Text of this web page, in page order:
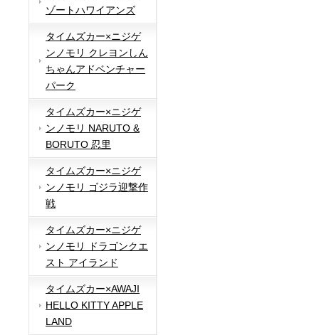
ゾートハワイアンズ
タイムズカー×ニジゲ
ンノモリ クレヨンしん
ちゃんアドベンチャー
パーク
タイムズカー×ニジゲ
ンノモリ NARUTO &
BORUTO 忍里
タイムズカー×ニジゲ
ンノモリ ゴジラ迎撃作
戦
タイムズカー×ニジゲ
ンノモリ ドラゴンクエ
スト アイランド
タイムズカー×AWAJI
HELLO KITTY APPLE
LAND